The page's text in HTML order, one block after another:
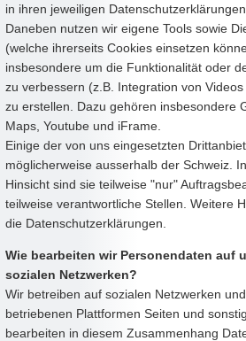
in ihren jeweiligen Datenschutzerklärungen.
Daneben nutzen wir eigene Tools sowie
(welche ihrerseits Cookies einsetzen
insbesondere um die Funktionalität oder
zu verbessern (z.B. Integration von
zu erstellen. Dazu gehören insbesondere
Maps, Youtube und iFrame.
Einige der von uns eingesetzten
möglicherweise ausserhalb der Schweiz.
Hinsicht sind sie teilweise "nur"
teilweise verantwortliche Stellen. Weitere
die Datenschutzerklärungen.
Wie bearbeiten wir Personendaten auf
sozialen Netzwerken?
Wir betreiben auf sozialen Netzwerken
betriebenen Plattformen Seiten und
bearbeiten in diesem Zusammenhang